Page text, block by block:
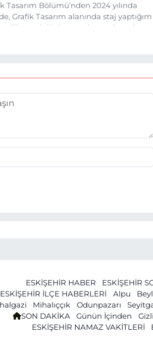
Bölümü’nden 2024 yılında
Grafik Tasarım alanında staj yaptığım
mesleğinin temel unsurlarından
sektörüne adım attım.
ESKİŞEHİR HABER ESKİŞEHİR
ESKİŞEHİR İLÇE HABERLERİ
Alpu
Mihalıççık Odunpazarı
SON DAKİKA
Günün İçinden
ESKİŞEHİR NAMAZ VAKİTLERİ